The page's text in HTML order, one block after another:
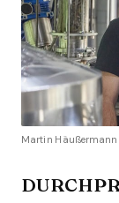
Martin Häußermann